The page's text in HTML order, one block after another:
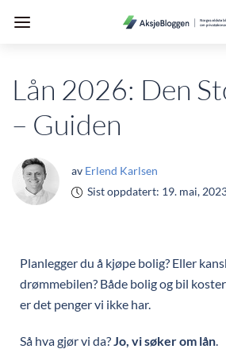
Lån 2026: Den
– Guiden
av Erlend Karlsen
Sist oppdatert: 19. mai,
Planlegger du å kjøpe bolig? Eller
drømmebilen? Både bolig og bil
er det penger vi ikke har.
Så hva gjør vi da?Jo, vi søker om lån.